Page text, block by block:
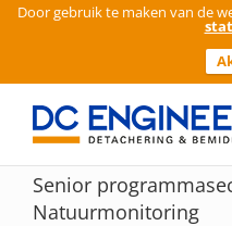
Door gebruik te maken van de
Ga
inhoud
Senior
Natuurmonitoring